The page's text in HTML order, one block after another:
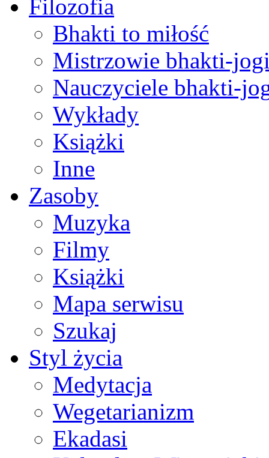
Filozofia
Bhakti to miłość
Mistrzowie bhakti-
Nauczyciele bhakti-
Wykłady
Książki
Inne
Zasoby
Muzyka
Filmy
Książki
Mapa serwisu
Szukaj
Styl życia
Medytacja
Wegetarianizm
Ekadasi